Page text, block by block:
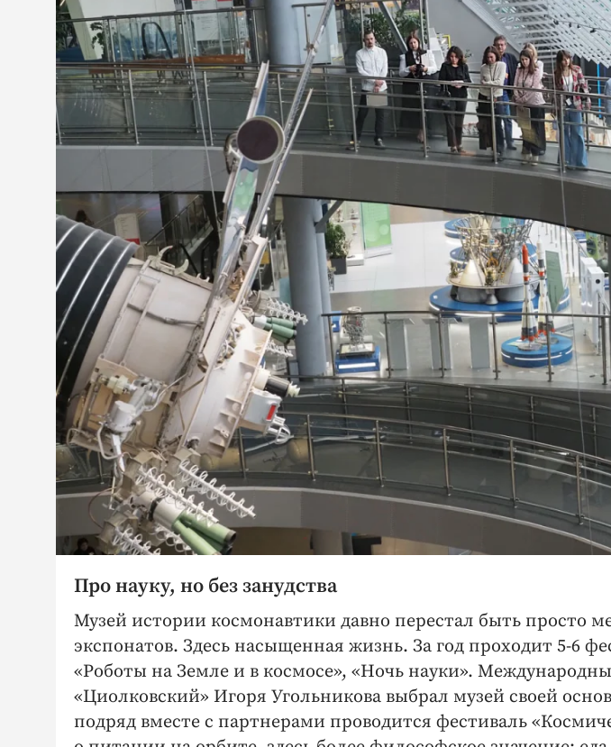
Про науку, но без занудства
Музей истории космонавтики давно перестал быть просто
экспонатов. Здесь насыщенная жизнь. За год проходит 5-6
«Роботы на Земле и в космосе», «Ночь науки».
«Циолковский» Игоря Угольникова выбрал музей своей
подряд вместе с партнерами проводится фестиваль